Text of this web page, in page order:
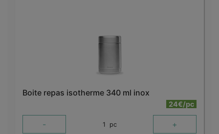
Boite repas isotherme 340 ml inox
24€/pc
- 1 pc +